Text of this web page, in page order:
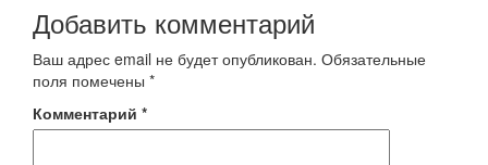
Добавить комментарий
Ваш адрес email не будет опубликован. Обязательные
поля помечены *
Комментарий *